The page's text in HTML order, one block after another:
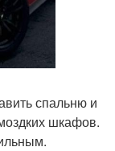
спальню и
шкафов.